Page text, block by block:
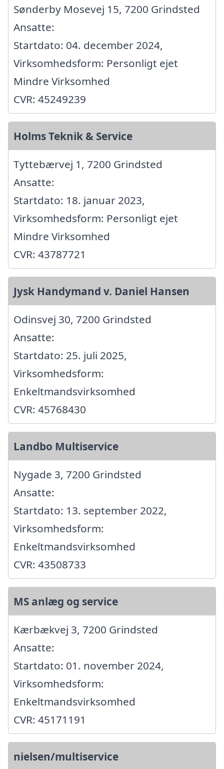
Sønderby Mosevej 15, 7200 Grindsted
Ansatte:
Startdato: 04. december 2024,
Virksomhedsform: Personligt ejet
Mindre Virksomhed
CVR: 45249239
Holms Teknik & Service
Tyttebærvej 1, 7200 Grindsted
Ansatte:
Startdato: 18. januar 2023,
Virksomhedsform: Personligt ejet
Mindre Virksomhed
CVR: 43787721
Jysk Handymand v. Daniel Hansen
Odinsvej 30, 7200 Grindsted
Ansatte:
Startdato: 25. juli 2025,
Virksomhedsform:
Enkeltmandsvirksomhed
CVR: 45768430
Landbo Multiservice
Nygade 3, 7200 Grindsted
Ansatte:
Startdato: 13. september 2022,
Virksomhedsform:
Enkeltmandsvirksomhed
CVR: 43508733
MS anlæg og service
Kærbækvej 3, 7200 Grindsted
Ansatte:
Startdato: 01. november 2024,
Virksomhedsform:
Enkeltmandsvirksomhed
CVR: 45171191
nielsen/multiservice